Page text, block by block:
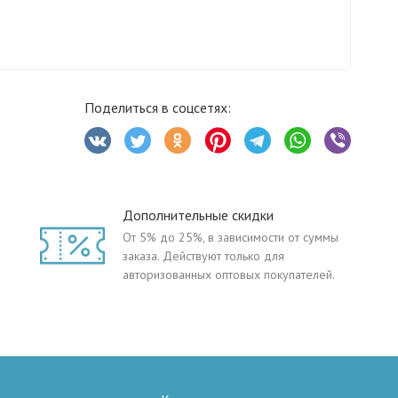
Поделиться в соцсетях:
Дополнительные скидки
От 5% до 25%, в зависимости от суммы
заказа. Действуют только для
авторизованных оптовых покупателей.